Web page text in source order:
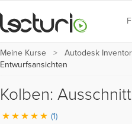
Meine Kurse Autodesk
Entwurfsansichten
Kolben:
(1)